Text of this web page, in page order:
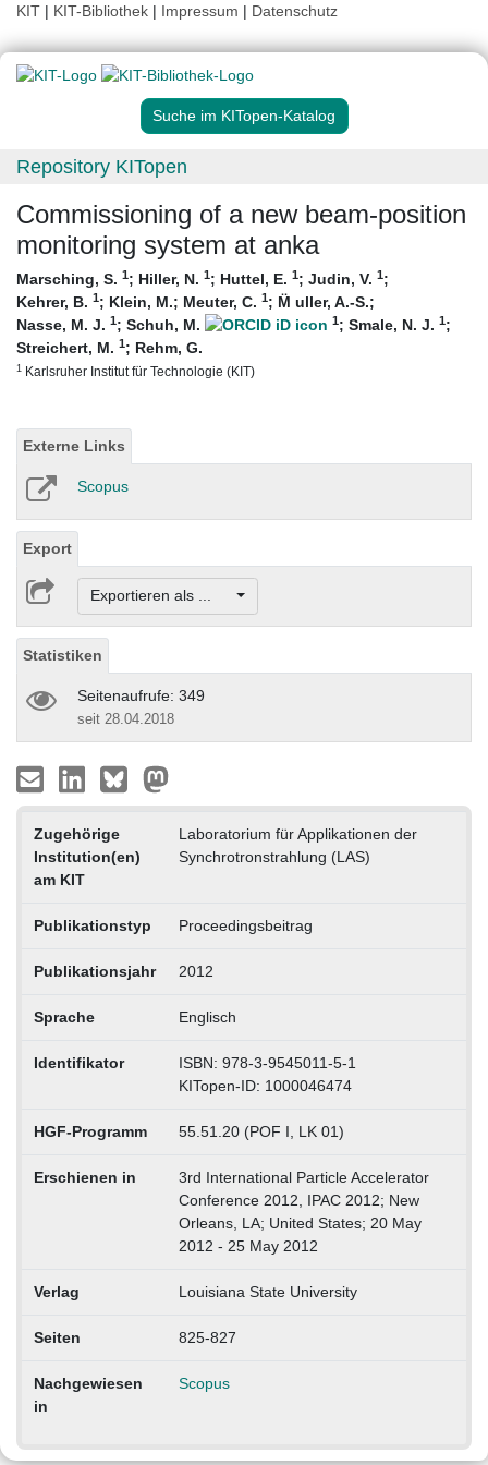
KIT | KIT-Bibliothek | Impressum | Datenschutz
Suche im KITopen-Katalog
Repository KITopen
Commissioning of a new beam-position
monitoring system at anka
Marsching, S. 1; Hiller, N. 1; Huttel, E. 1; Judin, V. 1;
Kehrer, B. 1; Klein, M.; Meuter, C. 1; M̈ uller, A.-S.;
Nasse, M. J. 1; Schuh, M. 1; Smale, N. J. 1;
Streichert, M. 1; Rehm, G.
1 Karlsruher Institut für Technologie (KIT)
Externe Links
Scopus
Export
Exportieren als ...
Statistiken
Seitenaufrufe: 349
seit 28.04.2018
Zugehörige
Institution(en)
am KIT
Laboratorium für Applikationen der
Synchrotronstrahlung (LAS)
Publikationstyp Proceedingsbeitrag
Publikationsjahr 2012
Sprache Englisch
Identifikator
ISBN: 978-3-9545011-5-1
KITopen-ID: 1000046474
HGF-Programm 55.51.20 (POF I, LK 01)
Erschienen in
3rd International Particle Accelerator
Conference 2012, IPAC 2012; New
Orleans, LA; United States; 20 May
2012 - 25 May 2012
Verlag Louisiana State University
Seiten 825-827
Nachgewiesen
in
Scopus